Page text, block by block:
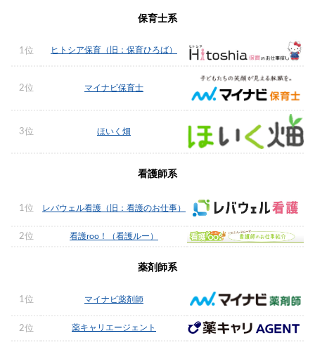
保育士系
1位 ヒトシア保育（旧：保育ひろば）
2位 マイナビ保育士
3位 ほいく畑
看護師系
1位 レバウェル看護（旧：看護のお仕事）
2位 看護roo！（看護ルー）
薬剤師系
1位 マイナビ薬剤師
2位 薬キャリエージェント